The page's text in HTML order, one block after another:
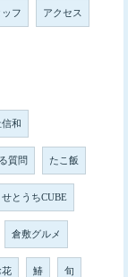
ッフ アクセス
和
質問 たこ飯
せとうちCUBE
倉敷グルメ
花 鰆 旬